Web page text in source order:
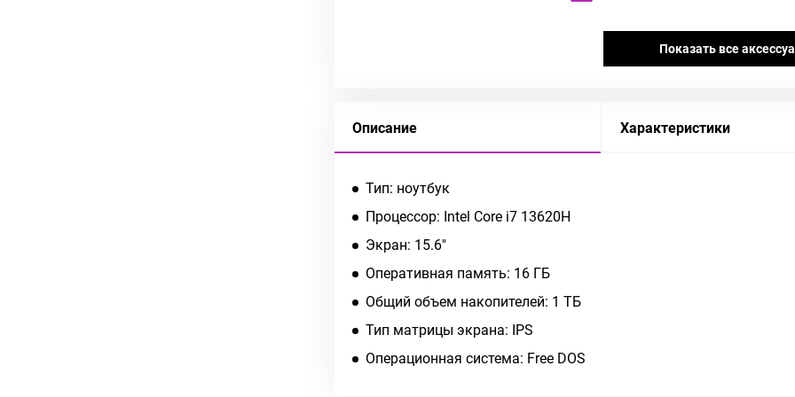
Показать все
Описание Характеристики
Тип: ноутбук
Процессор: Intel Core i7 13620H
Экран: 15.6"
Оперативная память: 16 ГБ
Общий объем накопителей: 1 ТБ
Тип матрицы экрана: IPS
Операционная система: Free DOS